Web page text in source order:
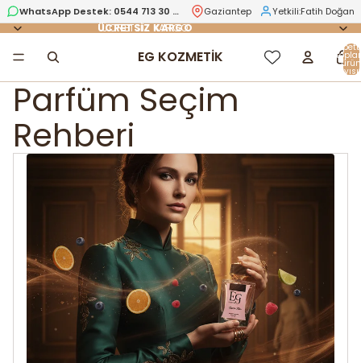
WhatsApp Destek: 0544 713 30 78 Gaziantep Yetkili:Fatih Doğan
ÜCRETSİZ KARGO
ÜCRETSİZ KARGO
EG KOZMETİK ürün
Parfüm Seçim
Rehberi